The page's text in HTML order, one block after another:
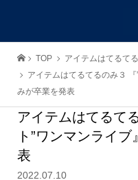
TOP アイテムはてるて
アイテムはてるてるのみ３
みが卒業を発表
アイテムはてるて
ト”ワンマンライ
表
2022.07.10